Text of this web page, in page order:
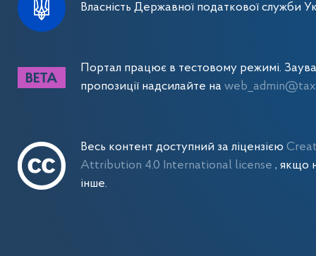
Власність Державної податкової служби
Портал працює в тестовому режимі.
пропозиції надсилайте на
Весь контент доступний за ліцензією
Attribution 4.0 International license, якщо
інше.